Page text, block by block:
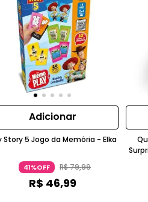
Adicionar
Story 5 Jogo da Memória - Elka
41%OFF R$79,99
R$ 46,99